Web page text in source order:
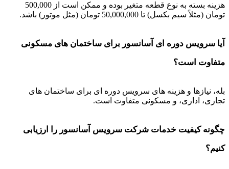
هزینه بسته به نوع قطعه متغیر بوده و ممکن است از 500,000
تومان (مثلاً سیم بکسل) تا 50,000,000 تومان (مثل موتور) باشد.
آیا سرویس دوره ای آسانسور برای ساختمان های مسکونی
متفاوت است؟
بله، نیازها و هزینه های سرویس دوره ای برای ساختمان های
تجاری، اداری، و مسکونی متفاوت است.
چگونه کیفیت خدمات شرکت سرویس آسانسور را ارزیابی
کنیم؟